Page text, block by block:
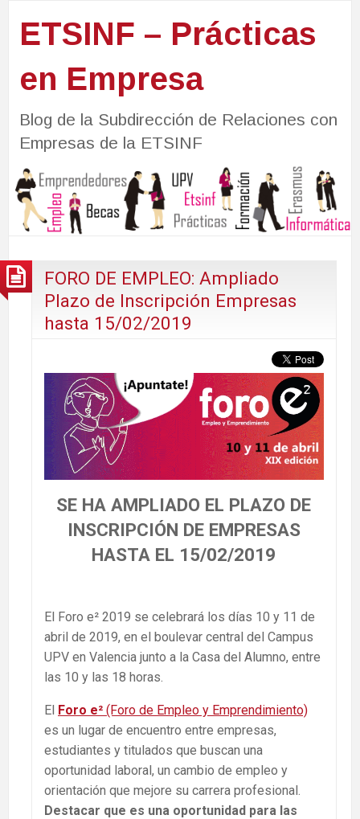
ETSINF – Prácticas
en Empresa
Blog de la Subdirección de Relaciones con
Empresas de la ETSINF
FORO DE EMPLEO: Ampliado
Plazo de Inscripción Empresas
hasta 15/02/2019
SE HA AMPLIADO EL PLAZO DE
INSCRIPCIÓN DE EMPRESAS
HASTA EL 15/02/2019
El Foro e² 2019 se celebrará los días 10 y 11 de
abril de 2019, en el boulevar central del Campus
UPV en Valencia junto a la Casa del Alumno, entre
las 10 y las 18 horas.
El Foro e² (Foro de Empleo y Emprendimiento)
es un lugar de encuentro entre empresas,
estudiantes y titulados que buscan una
oportunidad laboral, un cambio de empleo y
orientación que mejore su carrera profesional.
Destacar que es una oportunidad para las